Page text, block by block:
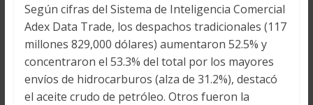
Según cifras del Sistema de Inteligencia Comercial
Adex Data Trade, los despachos tradicionales (117
millones 829,000 dólares) aumentaron 52.5% y
concentraron el 53.3% del total por los mayores
envíos de hidrocarburos (alza de 31.2%), destacó
el aceite crudo de petróleo. Otros fueron la